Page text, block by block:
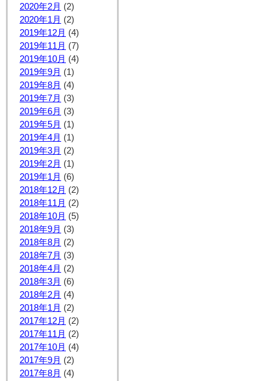
2020年2月 (2)
2020年1月 (2)
2019年12月 (4)
2019年11月 (7)
2019年10月 (4)
2019年9月 (1)
2019年8月 (4)
2019年7月 (3)
2019年6月 (3)
2019年5月 (1)
2019年4月 (1)
2019年3月 (2)
2019年2月 (1)
2019年1月 (6)
2018年12月 (2)
2018年11月 (2)
2018年10月 (5)
2018年9月 (3)
2018年8月 (2)
2018年7月 (3)
2018年4月 (2)
2018年3月 (6)
2018年2月 (4)
2018年1月 (2)
2017年12月 (2)
2017年11月 (2)
2017年10月 (4)
2017年9月 (2)
2017年8月 (4)